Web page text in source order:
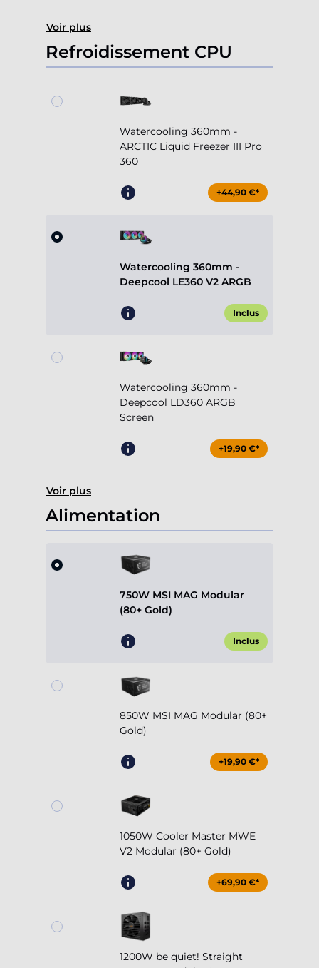
Voir plus
Refroidissement CPU
Watercooling 360mm -
ARCTIC Liquid Freezer III Pro
360
+44,90 €*
Watercooling 360mm -
Deepcool LE360 V2 ARGB
Inclus
Watercooling 360mm -
Deepcool LD360 ARGB
Screen
+19,90 €*
Voir plus
Alimentation
750W MSI MAG Modular
(80+ Gold)
Inclus
850W MSI MAG Modular (80+
Gold)
+19,90 €*
1050W Cooler Master MWE
V2 Modular (80+ Gold)
+69,90 €*
1200W be quiet! Straight